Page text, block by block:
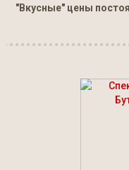
"Вкусные" цены